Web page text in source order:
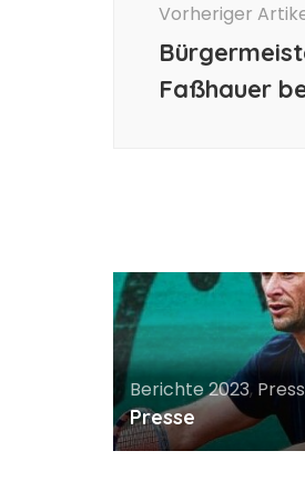
Vorheriger
Faßhauer
Berichte 2023,
Presse